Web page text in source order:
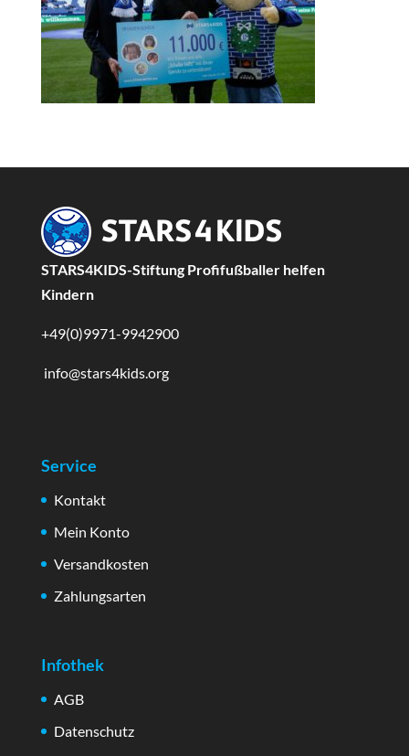
STARS4KIDS-Stiftung Profifußballer helfen
Kindern
+49(0)9971-9942900
info@stars4kids.org
Service
Kontakt
Mein Konto
Versandkosten
Zahlungsarten
Infothek
AGB
Datenschutz